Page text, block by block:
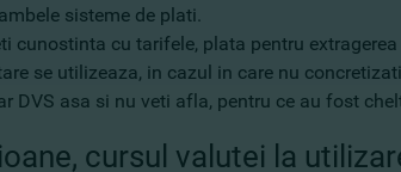
sisteme de plati.
cunostinta cu tarifele, plata pentru
se utilizeaza, in cazul in care nu
DVS asa si nu veti afla, pentru ce au fost
cursul valutei la